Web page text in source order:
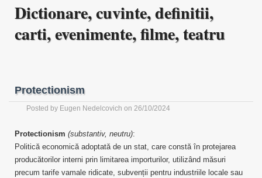
Dictionare, cuvinte, definitii,
carti, evenimente, filme, teatru
Protectionism
Posted by Eugen Nedelcovich on 26/10/2024
Protectionism (substantiv, neutru):
Politică economică adoptată de un stat, care constă în protejarea
producătorilor interni prin limitarea importurilor, utilizând măsuri
precum tarife vamale ridicate, subvenții pentru industriile locale sau